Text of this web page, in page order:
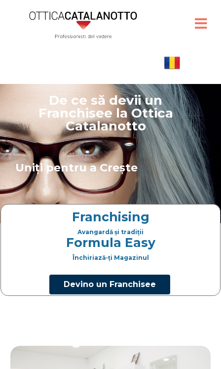
De ce să devii un
Franchisee la Ottica
Catalanotto
Uniți pentru a Crește
Franchising
Avangardă și tradiții
Devino un Franchisee
Formula Easy
Închiriază-ți Magazinul